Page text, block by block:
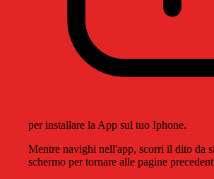
per installare la App sul tuo Iphone.
Mentre navighi nell'app, scorri il dito da
schermo per tornare alle pagine